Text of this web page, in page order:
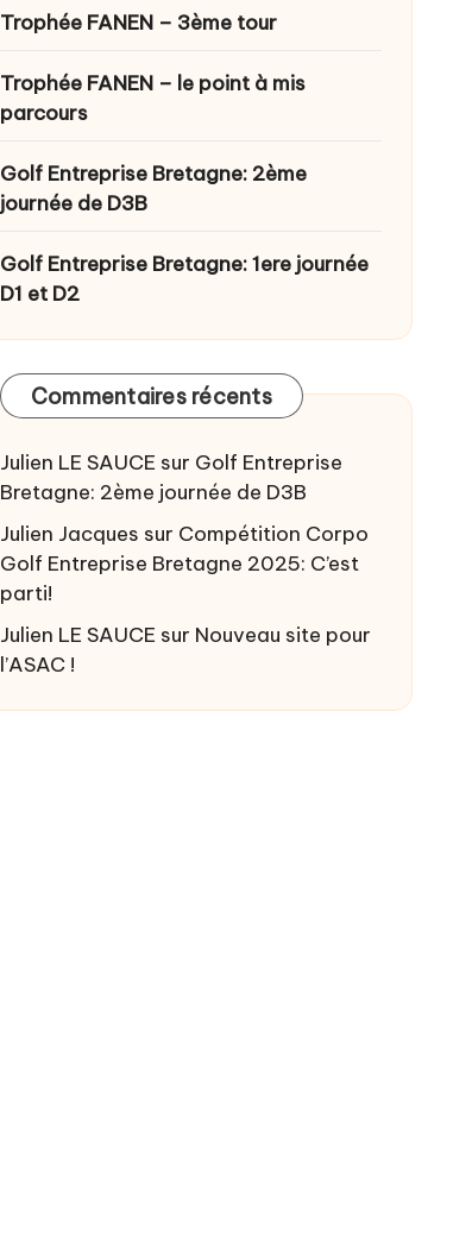
Trophée FANEN – 3ème tour
Trophée FANEN – le point à mis
parcours
Golf Entreprise Bretagne: 2ème
journée de D3B
Golf Entreprise Bretagne: 1ere journée
D1 et D2
Commentaires récents
Julien LE SAUCE sur Golf Entreprise
Bretagne: 2ème journée de D3B
Julien Jacques sur Compétition Corpo
Golf Entreprise Bretagne 2025: C’est
parti!
Julien LE SAUCE sur Nouveau site pour
l’ASAC !